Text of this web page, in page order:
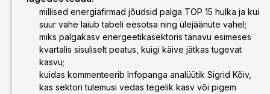
millised energiafirmad jõudsid palga TOP 15 hulka ja kui
suur vahe laiub tabeli eesotsa ning ülejäänute vahel;
miks palgakasv energeetikasektoris tänavu esimeses
kvartalis sisuliselt peatus, kuigi käive jätkas tugevat
kasvu;
kuidas kommenteerib Infopanga analüütik Sigrid Kõiv,
kas sektori tulemusi vedas tegelik kasv või pigem